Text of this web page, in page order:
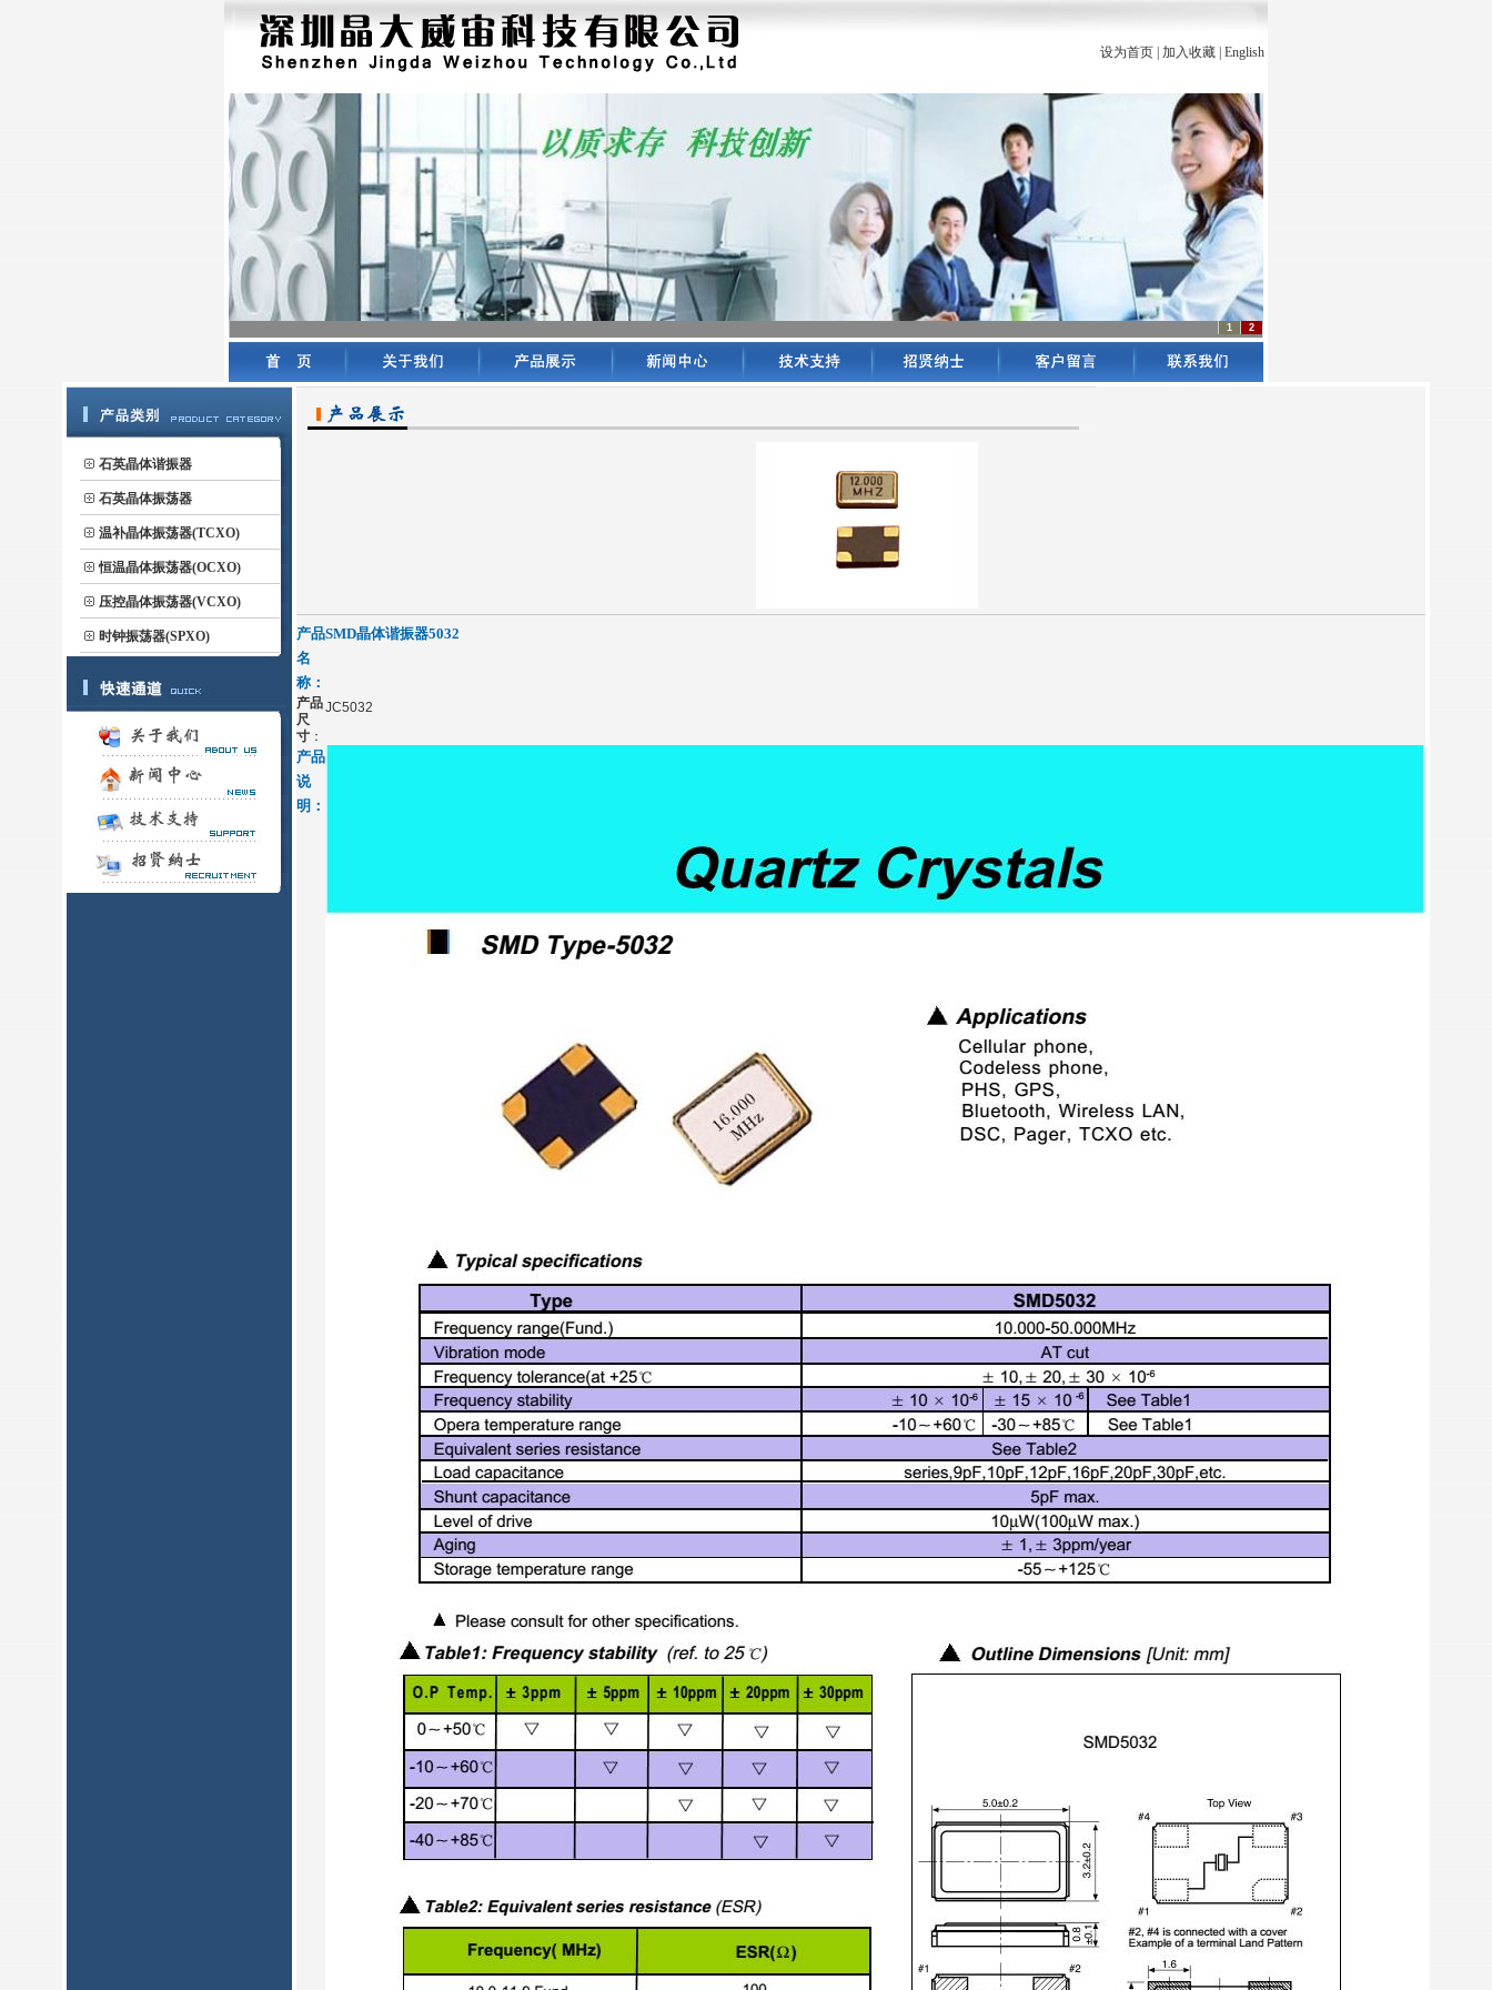
设为首页 加入收藏 English
1 2
石英晶体谐振器
石英晶体振荡器
温补晶体振荡器(TCXO)
恒温晶体振荡器(OCXO)
压控晶体振荡器(VCXO)
时钟振荡器(SPXO)
产品
名
称：
SMD晶体谐振器5032
产品
尺
寸 ：
JC5032
产品
说
明：